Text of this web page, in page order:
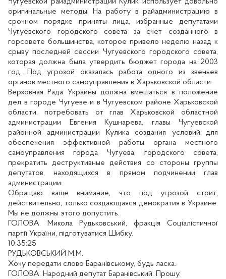
оригинальные методы. На работу в райадминистрацию в
срочном порядке приняты лица, избранные депутатами
Чугуевского городского совета за счет созданного в
горсовете большинства, которое привело неделю назад к
срыву последней сессии Чугуевского городского совета,
которая должна была утвердить бюджет города на 2003
год. Под угрозой оказалась работа одного из звеньев
органов местного самоуправления в Харьковской области.
Верховная Рада Украины должна вмешаться в положение
дел в городе Чугуеве и в Чугуевском районе Харьковской
области, потребовать от глав Харьковской областной
администрации Евгения Кушнарева, главы Чугуевской
районной администрации Кулика создания условий для
обеспечения эффективной работы органа местного
самоуправления города Чугуева, городского совета,
прекратить деструктивные действия со стороны группы
депутатов, находящихся в прямом подчинении глав
администрации.
Обращаю ваше внимание, что под угрозой стоит,
действительно, только создающаяся демократия в Украине.
Мы не должны этого допустить.
ГОЛОВА. Микола Рудьковський, фракція Соціалістичної
партії України, підготуватися Шибку.
10:35:25
РУДЬКОВСЬКИЙ М.М.
Хочу передати слово Баранівському, будь ласка.
ГОЛОВА. Народний депутат Баранівський. Прошу.